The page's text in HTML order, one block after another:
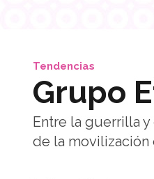
Tendencias
Grupo
Entre la guerrilla
de la